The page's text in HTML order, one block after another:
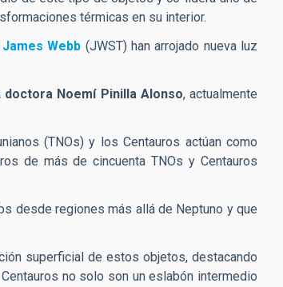
térmicas en su interior.
Webb (JWST) han arrojado nueva luz
doctora Noemí Pinilla Alonso, actualmente
(TNOs) y los Centauros actúan como
de más de cincuenta TNOs y Centauros
desde regiones más allá de Neptuno y que
superficial de estos objetos, destacando
no solo son un eslabón intermedio